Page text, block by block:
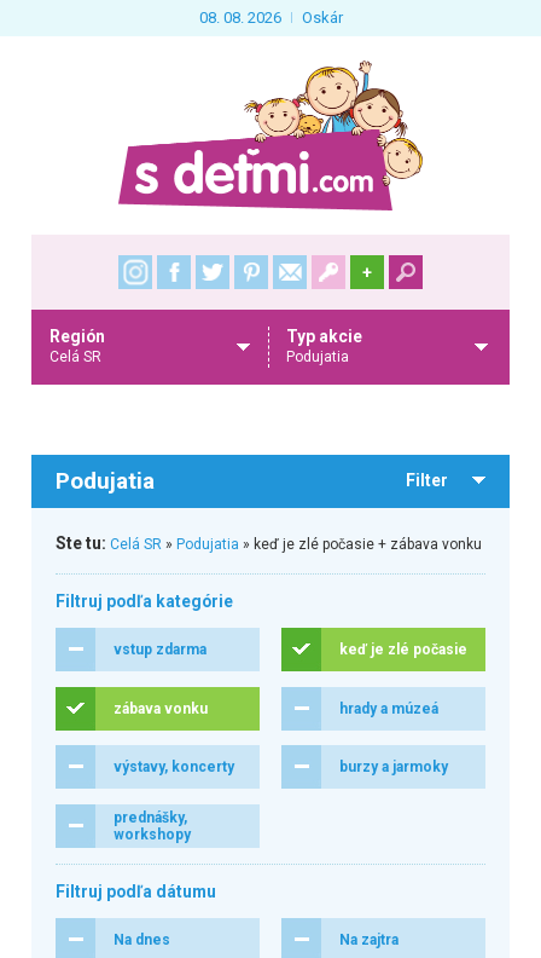
08. 08. 2026 Oskár
+
Región
Celá SR
Typ akcie
Podujatia
Podujatia Filter
Ste tu: Celá SR» Podujatia » keď je zlé počasie + zábava vonku
Filtruj podľa kategórie
vstup zdarma keď je zlé počasie
zábava vonku hrady a múzeá
výstavy, koncerty burzy a jarmoky
prednášky,
workshopy
Filtruj podľa dátumu
Na dnes Na zajtra